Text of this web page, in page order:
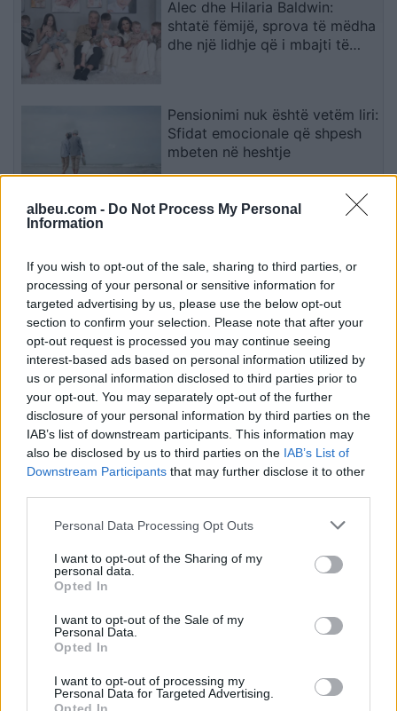
albeu.com - Do Not Process My Personal
Information
If you wish to opt-out of the sale, sharing to third parties, or
processing of your personal or sensitive information for
targeted advertising by us, please use the below opt-out
section to confirm your selection. Please note that after your
opt-out request is processed you may continue seeing
interest-based ads based on personal information utilized by
us or personal information disclosed to third parties prior to
your opt-out. You may separately opt-out of the further
disclosure of your personal information by third parties on the
IAB’s list of downstream participants. This information may
also be disclosed by us to third parties on the IAB’s List of
Downstream Participants that may further disclose it to other
Personal Data Processing Opt Outs
I want to opt-out of the Sharing of my
personal data.
Opted In
I want to opt-out of the Sale of my
Personal Data.
Opted In
I want to opt-out of processing my
Personal Data for Targeted Advertising.
Alec dhe Hilaria Baldwin:
shtatë fëmijë, sprova të mëdha
dhe një lidhje që i mbajti të
Pensionimi nuk është vetëm liri:
Sfidat emocionale që shpesh
mbeten në heshtje
Incidenti me vezë në Kuvend:
planifikuar? Dyshimet
drejtohen te Ramush Haradinaj
Esim for Global
Esim for USA Esim for Italy
for Turkey|Esim for Germany|Esim for Greece|